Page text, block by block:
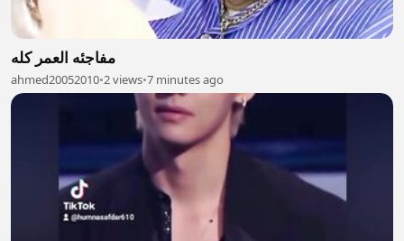
مفاجئه العمر كله
ahmed20052010•2 views•7 minutes ago